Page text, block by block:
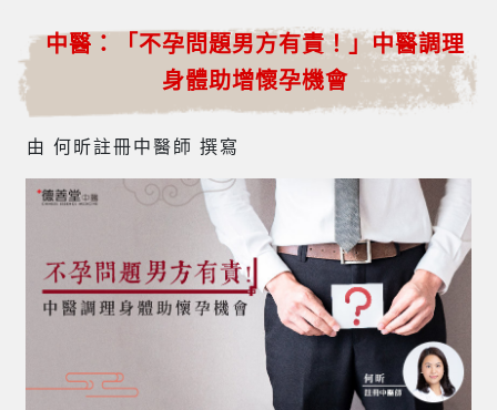
中醫：「不孕問題男方有責！」中醫調理
身體助增懷孕機會
由 何昕註冊中醫師 撰寫